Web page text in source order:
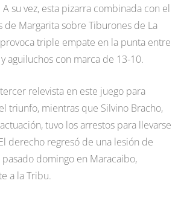
su vez, esta pizarra combinada con el
de Margarita sobre Tiburones de La
triple empate en la punta entre
aguiluchos con marca de 13-10.
relevista en este juego para
triunfo, mientras que Silvino Bracho,
tuvo los arrestos para llevarse
derecho regresó de una lesión de
domingo en Maracaibo,
a la Tribu.